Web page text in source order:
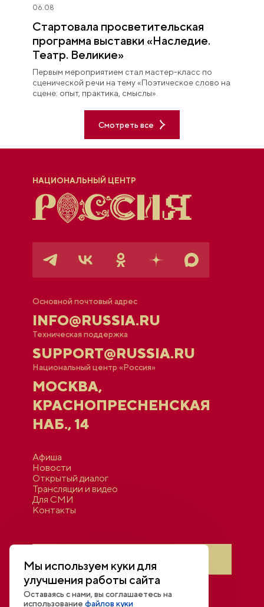
06.08
Стартовала просветительская
программа выставки «Наследие.
Театр. Великие»
Первым мероприятием стал мастер-класс по
сценической речи на тему «Поэтическое слово на
сцене: опыт, практика, смыслы».
Смотреть все
НАЦИОНАЛЬНЫЙ ЦЕНТР
Основной почтовый адрес
INFO@RUSSIA.RU
Техническая поддержка
SUPPORT@RUSSIA.RU
Национальный центр «Россия»
МОСКВА,
КРАСНОПРЕСНЕНСКАЯ
НАБ., 14
Афиша
Новости
Открытый диалог
Трансляции и видео
Для СМИ
Контакты
Мы используем куки для
улучшения работы сайта
Оставаясь с нами, вы соглашаетесь на
использованиефайлов куки